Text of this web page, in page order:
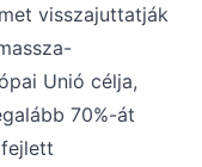
visszajuttatják
Unió célja,
70%-át